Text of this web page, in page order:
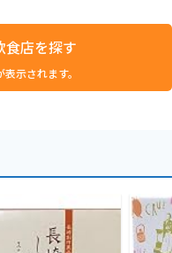
食店を探す
示されます。